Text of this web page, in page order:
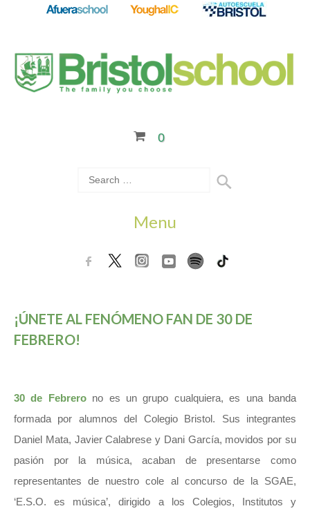
0
Menu
¡ÚNETE AL FENÓMENO FAN DE 30 DE
FEBRERO!
30 de Febrerono es un grupo cualquiera, es una banda
formada por alumnos del Colegio Bristol. Sus integrantes
Daniel Mata, Javier Calabrese y Dani García, movidos por su
pasión por la música, acaban de presentarse como
representantes de nuestro cole al concurso de la SGAE,
‘E.S.O. es música’, dirigido a los Colegios, Institutos y